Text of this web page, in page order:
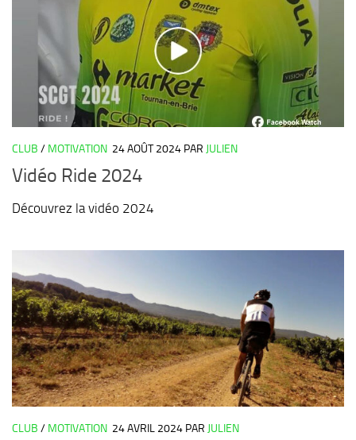
CLUB / MOTIVATION 24 AOÛT 2024 PAR JULIEN
Vidéo Ride 2024
Découvrez la vidéo 2024
CLUB / MOTIVATION 24 AVRIL 2024 PAR JULIEN